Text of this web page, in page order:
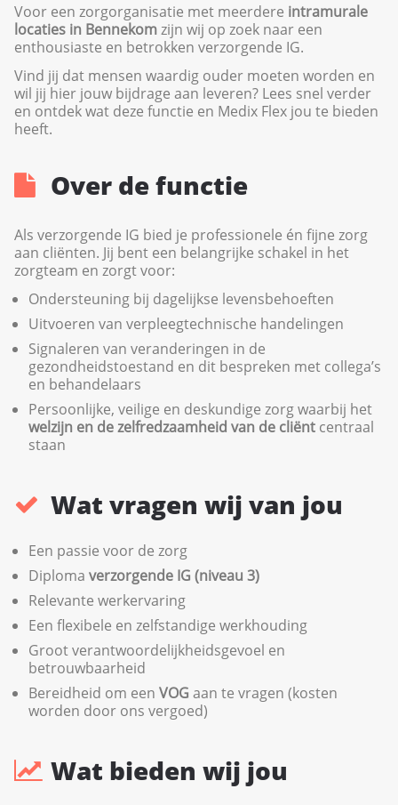
Voor een zorgorganisatie met meerdere intramurale
locaties in Bennekomzijn wij op zoek naar een
enthousiaste en betrokken verzorgende IG.
Vind jij dat mensen waardig ouder moeten worden en
wil jij hier jouw bijdrage aan leveren? Lees snel verder
en ontdek wat deze functie en Medix Flex jou te bieden
heeft.
Over de functie
Als verzorgende IG bied je professionele én fijne zorg
aan cliënten. Jij bent een belangrijke schakel in het
zorgteam en zorgt voor:
Ondersteuning bij dagelijkse levensbehoeften
Uitvoeren van verpleegtechnische handelingen
Signaleren van veranderingen in de
gezondheidstoestand en dit bespreken met collega’s
en behandelaars
Persoonlijke, veilige en deskundige zorg waarbij het
welzijn en de zelfredzaamheid van de cliënt centraal
staan
Wat vragen wij van jou
Een passie voor de zorg
Diploma verzorgende IG (niveau 3)
Relevante werkervaring
Een flexibele en zelfstandige werkhouding
Groot verantwoordelijkheidsgevoel en
betrouwbaarheid
Bereidheid om een VOG aan te vragen (kosten
worden door ons vergoed)
Wat bieden wij jou